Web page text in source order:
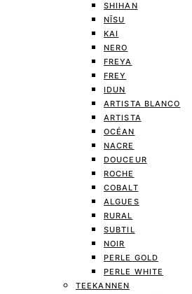
SHIHAN
NĪSU
KAI
NERO
FREYA
FREY
IDUN
ARTISTA BLANCO
ARTISTA
OCÉAN
NACRE
DOUCEUR
ROCHE
COBALT
ALGUES
RURAL
SUBTIL
NOIR
PERLE GOLD
PERLE WHITE
TEEKANNEN